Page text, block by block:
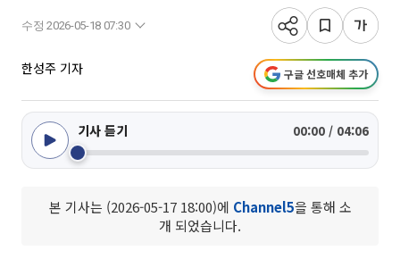
수정 2026-05-18 07:30
한성주 기자 구글 선호매체 추가
기사 듣기 00:00 / 04:06
본 기사는 (2026-05-17 18:00)에 Channel5을 통해 소
개 되었습니다.